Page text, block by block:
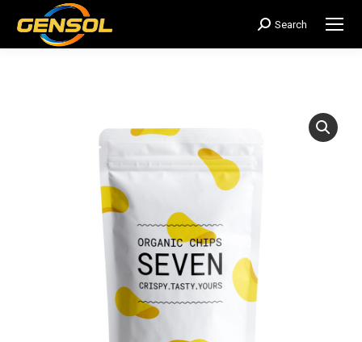
搜
索：
Search